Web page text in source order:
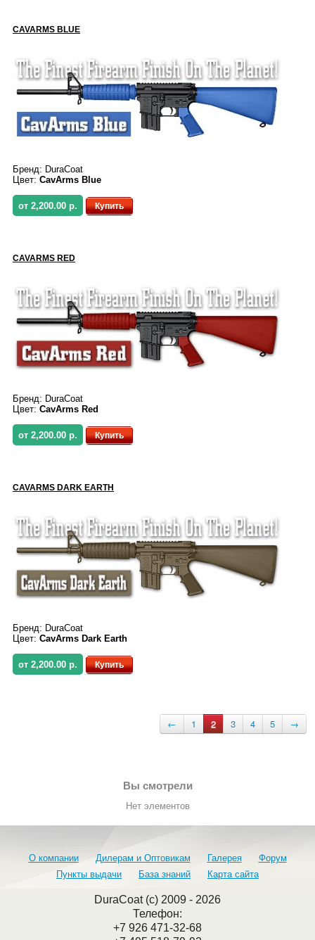
CAVARMS BLUE
Бренд: DuraCoat
Цвет: CavArms Blue
от 2,200.00 р. Купить
CAVARMS RED
Бренд: DuraCoat
Цвет: CavArms Red
от 2,200.00 р. Купить
CAVARMS DARK EARTH
Бренд: DuraCoat
Цвет: CavArms Dark Earth
от 2,200.00 р. Купить
← 1 2 3 4 5 →
Вы смотрели
Нет элементов
О компании Дилерам и Оптовикам Галерея
Форум
Пункты выдачи
База знаний Карта сайта
DuraCoat (c) 2009 - 2026
Телефон:
+7 926 471-32-68